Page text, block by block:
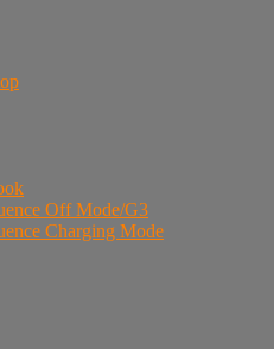
Off Mode/G3
Charging Mode